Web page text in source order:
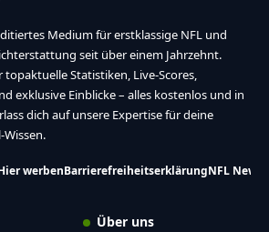
Medium für erstklassige NFL und
seit über einem Jahrzehnt.
topaktuelle Statistiken, Live-Scores,
exklusive Einblicke – alles kostenlos und in
dich auf unsere Expertise für deine
werbenBarrierefreiheitserklärungNFL News
Über uns